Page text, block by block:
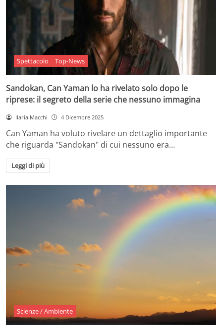
Spettacolo Top-News
Sandokan, Can Yaman lo ha rivelato solo dopo le
riprese: il segreto della serie che nessuno immagina
Ilaria Macchi 4 Dicembre 2025
Can Yaman ha voluto rivelare un dettaglio importante
che riguarda "Sandokan" di cui nessuno era…
Leggi di più
Scienze / Ambiente